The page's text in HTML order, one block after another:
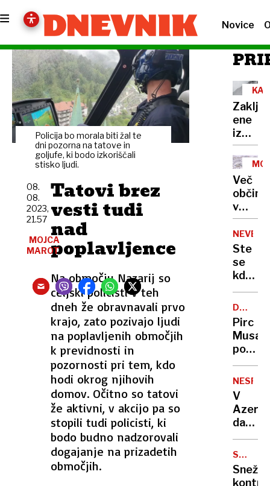
Novice
Policija bo morala biti žal te
dni pozorna na tatove in
goljufe, ki bodo izkoriščali
stisko ljudi.
Tatovi brez
vesti tudi
nad
poplavljence
Na območju Nazarij so
celjski policisti v teh
dneh že obravnavali prvo
krajo, zato pozivajo ljudi
na poplavljenih območjih
k previdnosti in
pozornosti pri tem, kdo
hodi okrog njihovih
domov. Očitno so tatovi
že aktivni, v akcijo pa so
stopili tudi policisti, ki
bodo budno nadzorovali
dogajanje na prizadetih
območjih.
08.
08.
2023,
21.57
MOJCA
MAROT
ene
izmed
akcij
Več
občin
v
BiH
zaradi
snega
stanje
Ste
se
kdaj
kako
če
vas
kit?
Tukaj
je
DAN
Pirc
Musar
Golob
in
V
dan
za
SEZONA
Snežni